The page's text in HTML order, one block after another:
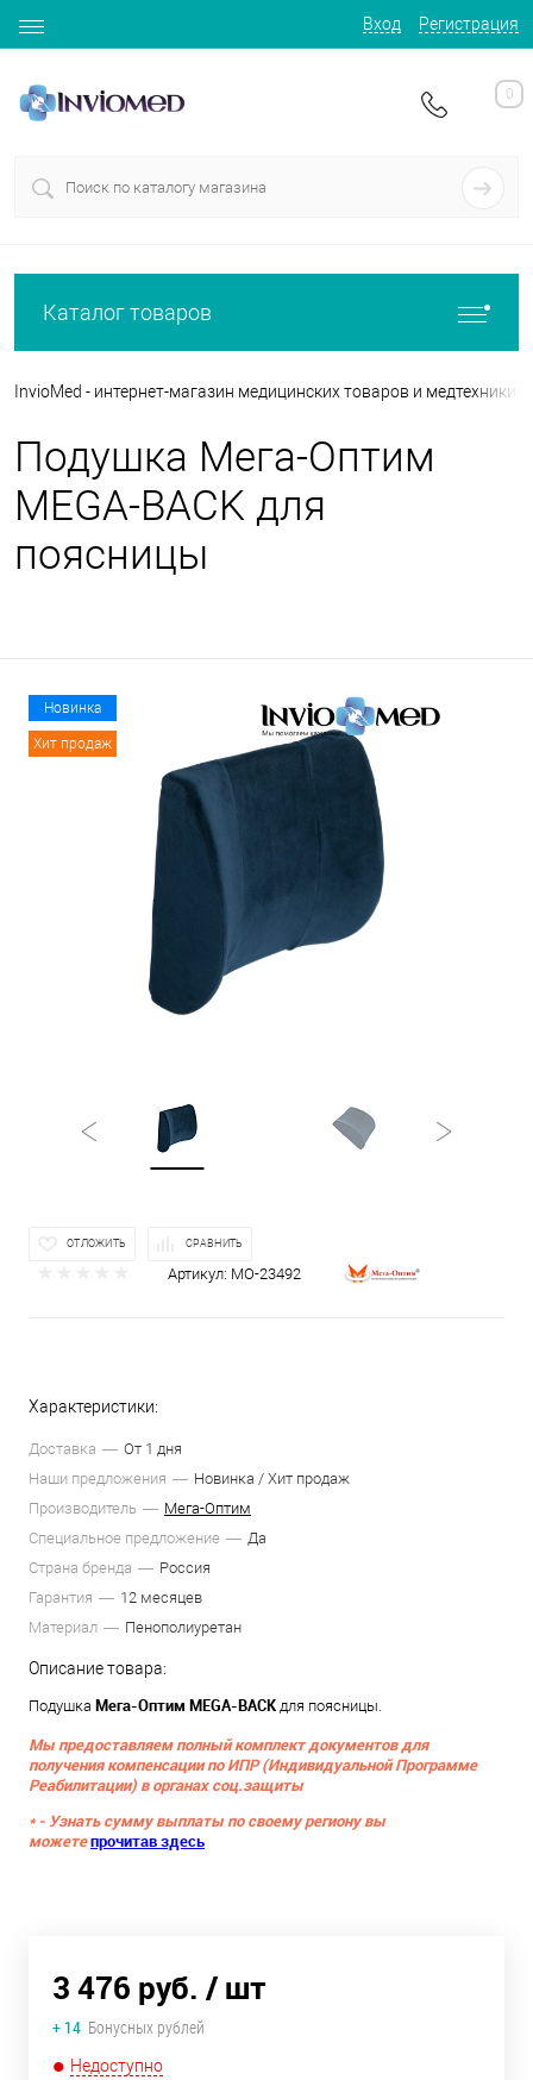
Вход Регистрация
0
Каталог товаров
InvioMed - интернет-магазин медицинских товаров и медтехники
Подушка Мега-Оптим
MEGA-BACK для
поясницы
Новинка
Хит продаж
ОТЛОЖИТЬ СРАВНИТЬ
Артикул: МО-23492
Характеристики:
Доставка
От 1 дня
Наши предложения
Новинка / Хит продаж
Производитель
Мега-Оптим
Специальное предложение
Да
Страна бренда
Россия
Гарантия
12 месяцев
Материал
Пенополиуретан
Описание товара:
Подушка Мега-Оптим MEGA-BACK для поясницы.
Мы предоставляем полный комплект документов для
получения компенсации по ИПР (Индивидуальной Программе
Реабилитации) в органах соц.защиты
* - Узнать сумму выплаты по своему региону вы
можетепрочитав здесь
3 476 руб. / шт
+ 14 Бонусных рублей
Недоступно